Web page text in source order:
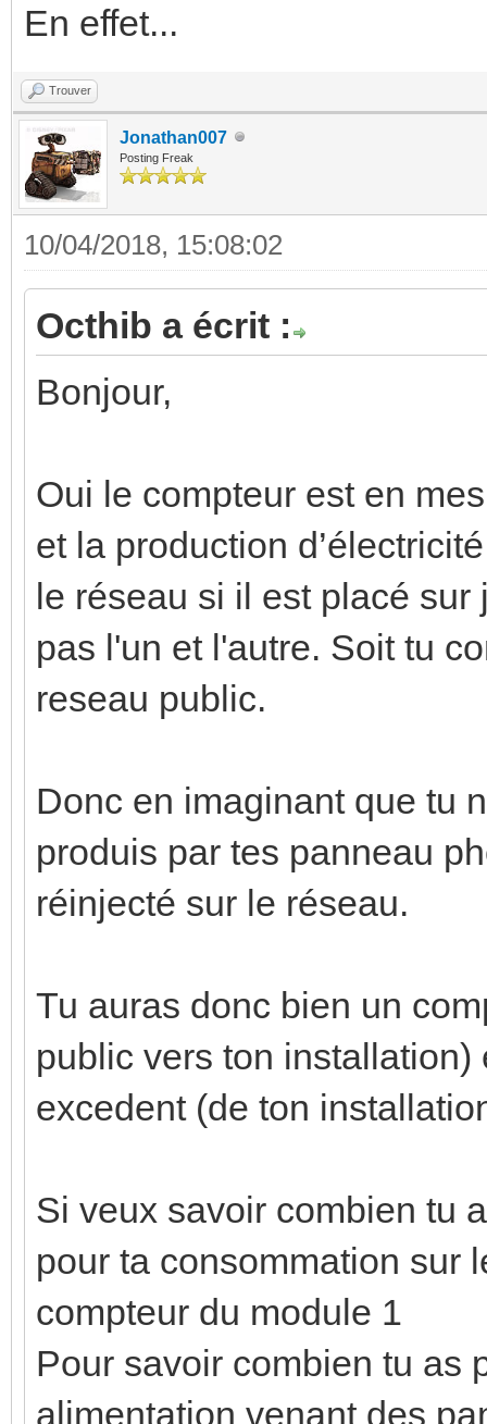
En effet...
Trouver
Jonathan007
Posting Freak
10/04/2018, 15:08:02
Octhib a écrit :
Bonjour,
Oui le compteur est en
et la production
le réseau si il est placé
pas l'un et l'autre. Soit tu
reseau public.
Donc en imaginant que tu
produis par tes panneau
réinjecté sur le réseau.
Tu auras donc bien un
public vers ton
excedent (de ton
Si veux savoir combien tu
pour ta consommation sur
compteur du module 1
Pour savoir combien tu as
alimentation venant des